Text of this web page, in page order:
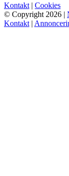
Kontakt | Cookies
© Copyright 2026 |
Kontakt |